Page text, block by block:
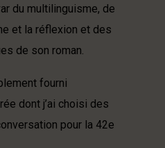
du multilinguisme, de
et la réflexion et des
de son roman.
fourni
dont j’ai choisi des
pour la 42e